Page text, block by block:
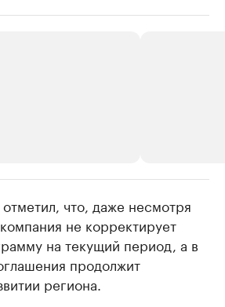
и
продукции
в каталоге
Страховые
что, даже несмотря
не корректирует
на текущий период, а в
продолжит
региона.